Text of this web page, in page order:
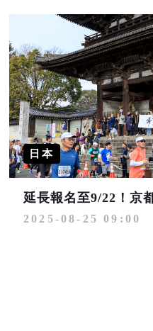
日本
2025-08-25 09:00